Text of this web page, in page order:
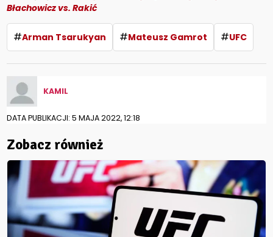
Błachowicz vs. Rakić
#Arman Tsarukyan #Mateusz Gamrot #UFC
KAMIL
DATA PUBLIKACJI: 5 MAJA 2022, 12:18
Zobacz również